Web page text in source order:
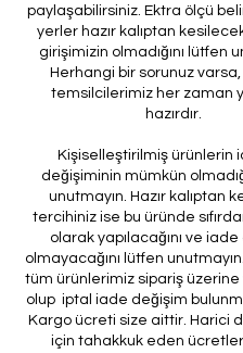
paylaşabilirsiniz. Ektra ölçü
yerler hazır kalıptan
girişimizin olmadığını lütfen
Herhangi bir sorunuz
temsilcilerimiz her zaman
hazırdır.
Kişiselleştirilmiş ürünlerin
değişiminin mümkün
unutmayın. Hazır kalıptan
tercihiniz ise bu üründe
olarak yapılacağını ve
olmayacağını lütfen
tüm ürünlerimiz sipariş üzerine
olup iptal iade değişim
Kargo ücreti size aittir. Harici
için tahakkuk eden